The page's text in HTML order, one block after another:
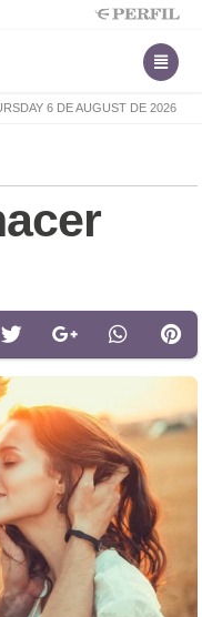
6 DE AUGUST DE 2026